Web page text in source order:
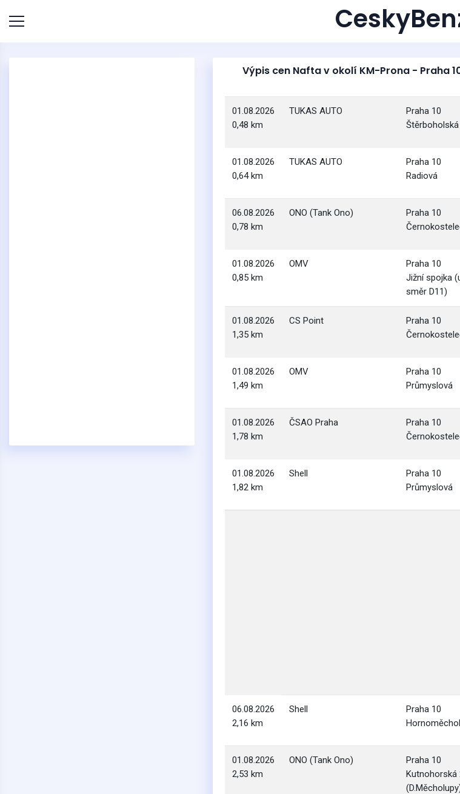
Výpis cen Nafta v okolí KM-Prona - Praha
01.08.2026
0,48 km
TUKAS AUTO
Praha 10
Štěrboholská
01.08.2026
0,64 km
TUKAS AUTO
Praha 10
Radiová
06.08.2026
0,78 km
ONO (Tank Ono)
Praha 10
01.08.2026
0,85 km
OMV
Praha 10
Jižní spojka
směr D11)
01.08.2026
1,35 km
CS Point
Praha 10
01.08.2026
1,49 km
OMV
Praha 10
Průmyslová
01.08.2026
1,78 km
ČSAO Praha
Praha 10
01.08.2026
1,82 km
Shell
Praha 10
Průmyslová
06.08.2026
2,16 km
Shell
Praha 10
01.08.2026
2,53 km
ONO (Tank Ono)
Praha 10
Kutnohorská